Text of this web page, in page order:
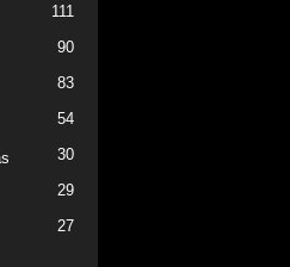
111
90
83
54
30
29
27